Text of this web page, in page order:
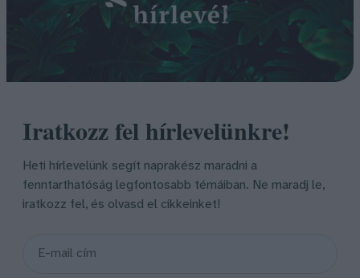
Iratkozz fel hírlevelünkre!
Heti hírlevelünk segít naprakész maradni a
fenntarthatóság legfontosabb témáiban. Ne maradj le,
iratkozz fel, és olvasd el cikkeinket!